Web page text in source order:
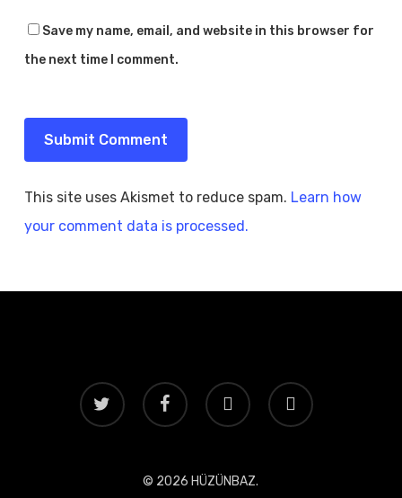
Save my name, email, and website in this browser for
the next time I comment.
This site uses Akismet to reduce spam. Learn how
your comment data is processed.
twitter facebook instagram yelp
© 2026 HÜZÜNBAZ.